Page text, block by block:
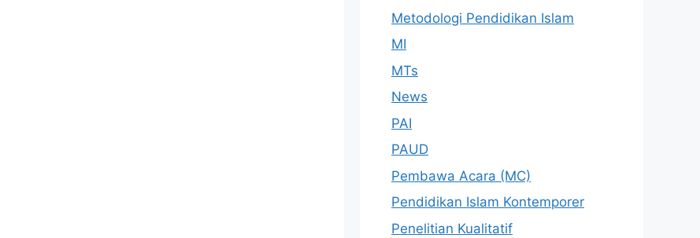
Metodologi Pendidikan Islam
MI
MTs
News
PAI
PAUD
Pembawa Acara (MC)
Pendidikan Islam Kontemporer
Penelitian Kualitatif